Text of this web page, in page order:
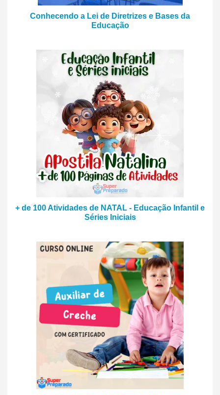
Conhecendo a Lei de Diretrizes e Bases da
Educação
+ de 100 Atividades de NATAL - Educação Infantil e
Séries Iniciais